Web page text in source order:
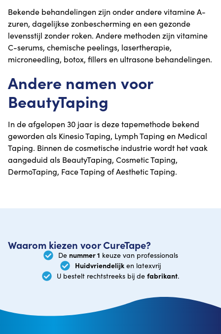
Bekende behandelingen zijn onder andere vitamine A-
zuren, dagelijkse zonbescherming en een gezonde
levensstijl zonder roken. Andere methoden zijn vitamine
C-serums, chemische peelings, lasertherapie,
microneedling, botox, fillers en ultrasone behandelingen.
Andere namen voor
BeautyTaping
In de afgelopen 30 jaar is deze tapemethode bekend
geworden als Kinesio Taping, Lymph Taping en Medical
Taping. Binnen de cosmetische industrie wordt het vaak
aangeduid als BeautyTaping, Cosmetic Taping,
DermoTaping, Face Taping of Aesthetic Taping.
Waarom kiezen voor CureTape?
De nummer 1 keuze van professionals
Huidvriendelijk en latexvrij
U bestelt rechtstreeks bij de fabrikant.